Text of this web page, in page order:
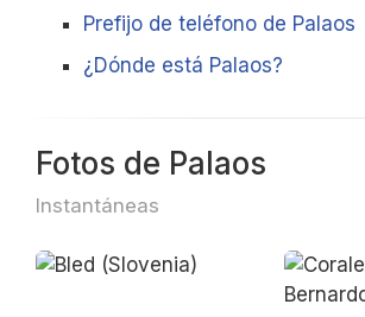
Prefijo de teléfono de Palaos
¿Dónde está Palaos?
Fotos de Palaos
Instantáneas